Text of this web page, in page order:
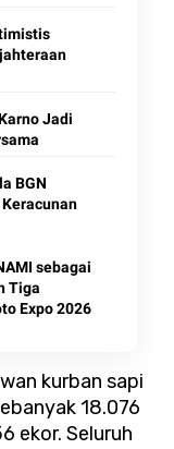
Jadi
BGN
sebagai
Tiga
Expo 2026
kurban sapi
18.076
ekor. Seluruh